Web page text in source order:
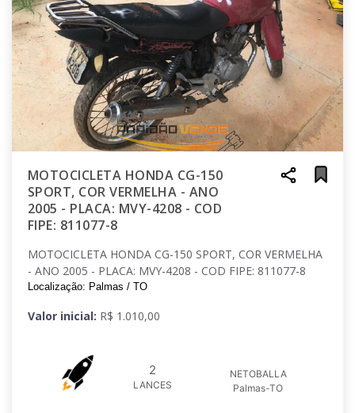
MOTOCICLETA HONDA CG-150
SPORT, COR VERMELHA - ANO
2005 - PLACA: MVY-4208 - COD
FIPE: 811077-8
MOTOCICLETA HONDA CG-150 SPORT, COR VERMELHA
- ANO 2005 - PLACA: MVY-4208 - COD FIPE: 811077-8
Localização: Palmas / TO
Valor inicial: R$ 1.010,00
2
LANCES
NETOBALLA
Palmas-TO